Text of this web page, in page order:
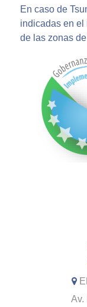
En caso de
indicadas en el
de las zonas
Av.